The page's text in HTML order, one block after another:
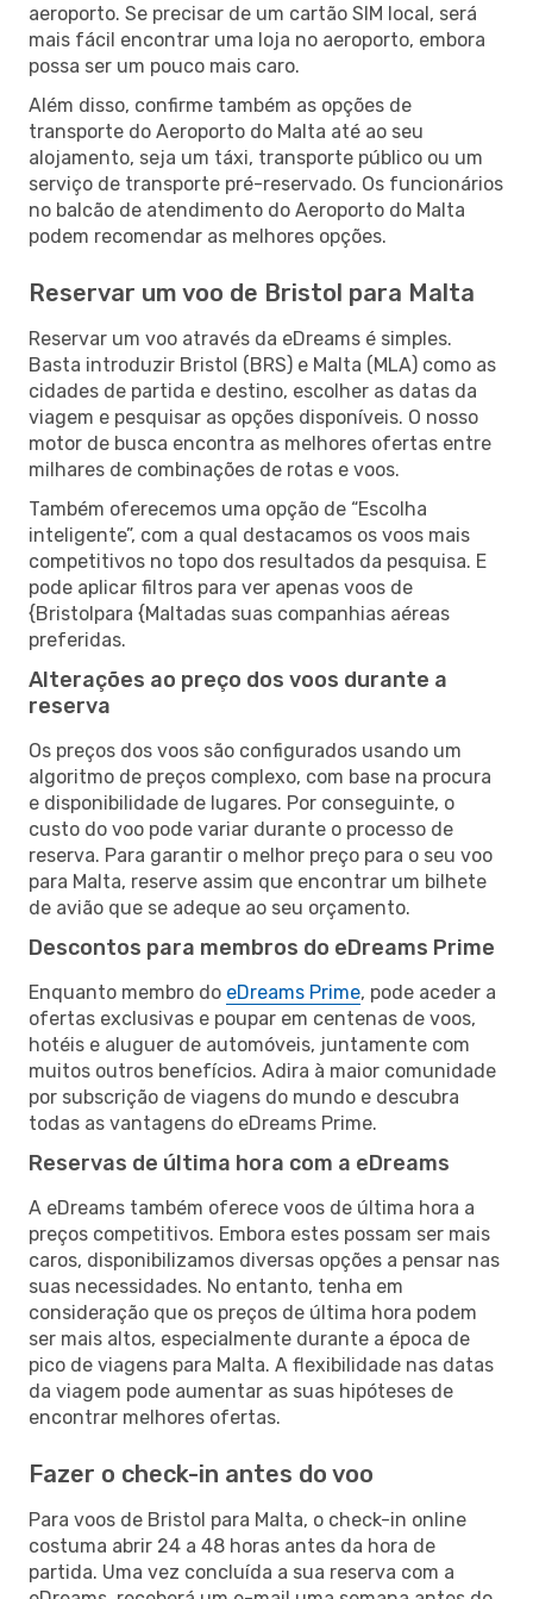
aeroporto. Se precisar de um cartão SIM local, será
mais fácil encontrar uma loja no aeroporto, embora
possa ser um pouco mais caro.
Além disso, confirme também as opções de
transporte do Aeroporto do Malta até ao seu
alojamento, seja um táxi, transporte público ou um
serviço de transporte pré-reservado. Os funcionários
no balcão de atendimento do Aeroporto do Malta
podem recomendar as melhores opções.
Reservar um voo de Bristol para Malta
Reservar um voo através da eDreams é simples.
Basta introduzir Bristol (BRS) e Malta (MLA) como as
cidades de partida e destino, escolher as datas da
viagem e pesquisar as opções disponíveis. O nosso
motor de busca encontra as melhores ofertas entre
milhares de combinações de rotas e voos.
Também oferecemos uma opção de “Escolha
inteligente”, com a qual destacamos os voos mais
competitivos no topo dos resultados da pesquisa. E
pode aplicar filtros para ver apenas voos de
{Bristolpara {Maltadas suas companhias aéreas
preferidas.
Alterações ao preço dos voos durante a
reserva
Os preços dos voos são configurados usando um
algoritmo de preços complexo, com base na procura
e disponibilidade de lugares. Por conseguinte, o
custo do voo pode variar durante o processo de
reserva. Para garantir o melhor preço para o seu voo
para Malta, reserve assim que encontrar um bilhete
de avião que se adeque ao seu orçamento.
Descontos para membros do eDreams Prime
Enquanto membro do eDreams Prime, pode aceder a
ofertas exclusivas e poupar em centenas de voos,
hotéis e aluguer de automóveis, juntamente com
muitos outros benefícios. Adira à maior comunidade
por subscrição de viagens do mundo e descubra
todas as vantagens do eDreams Prime.
Reservas de última hora com a eDreams
A eDreams também oferece voos de última hora a
preços competitivos. Embora estes possam ser mais
caros, disponibilizamos diversas opções a pensar nas
suas necessidades. No entanto, tenha em
consideração que os preços de última hora podem
ser mais altos, especialmente durante a época de
pico de viagens para Malta. A flexibilidade nas datas
da viagem pode aumentar as suas hipóteses de
encontrar melhores ofertas.
Fazer o check-in antes do voo
Para voos de Bristol para Malta, o check-in online
costuma abrir 24 a 48 horas antes da hora de
partida. Uma vez concluída a sua reserva com a